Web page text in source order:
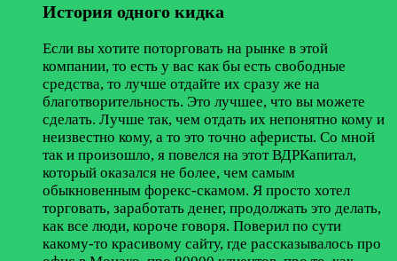
История одного кидка
Если вы хотите поторговать на рынке в этой
компании, то есть у вас как бы есть свободные
средства, то лучше отдайте их сразу же на
благотворительность. Это лучшее, что вы можете
сделать. Лучше так, чем отдать их непонятно кому и
неизвестно кому, а то это точно аферисты. Со мной
так и произошло, я повелся на этот ВДРКапитал,
который оказался не более, чем самым
обыкновенным форекс-скамом. Я просто хотел
торговать, заработать денег, продолжать это делать,
как все люди, короче говоря. Поверил по сути
какому-то красивому сайту, где рассказывалось про